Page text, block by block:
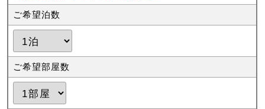
ご希望泊数
ご希望部屋数